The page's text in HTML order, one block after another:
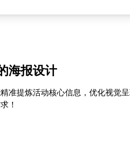
海报设计
准提炼活动核心信息，优化视觉
！